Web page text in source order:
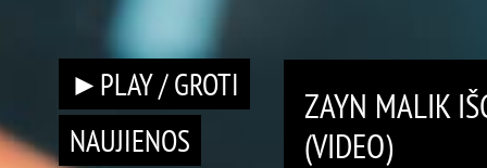
►PLAY / GROTI
NAUJIENOS
ZAYN MALIK
(VIDEO)